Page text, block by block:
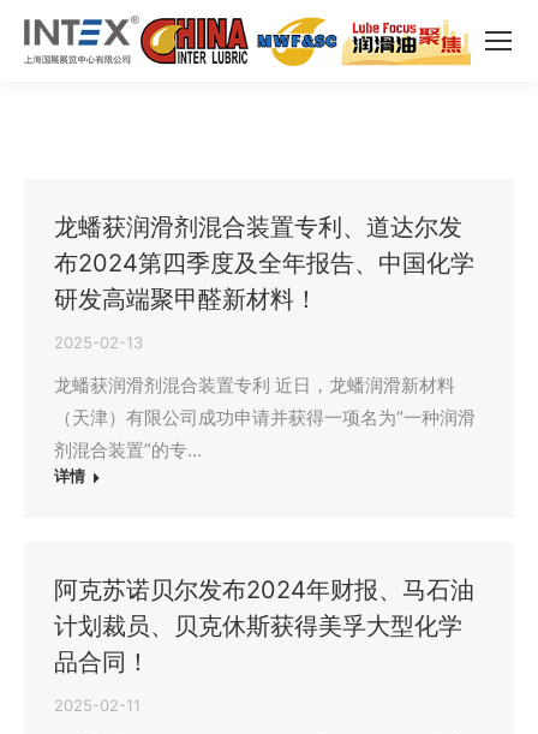
龙蟠获润滑剂混合装置专利、道达尔发
布2024第四季度及全年报告、中国化学
研发高端聚甲醛新材料！
2025-02-13
龙蟠获润滑剂混合装置专利 近日，龙蟠润滑新材料
（天津）有限公司成功申请并获得一项名为“一种润滑
剂混合装置”的专…
详情
阿克苏诺贝尔发布2024年财报、马石油
计划裁员、贝克休斯获得美孚大型化学
品合同！
2025-02-11